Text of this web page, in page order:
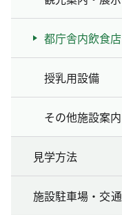
都庁舎内飲食店
授乳用設備
その他施設案内
見学方法
施設駐車場・交